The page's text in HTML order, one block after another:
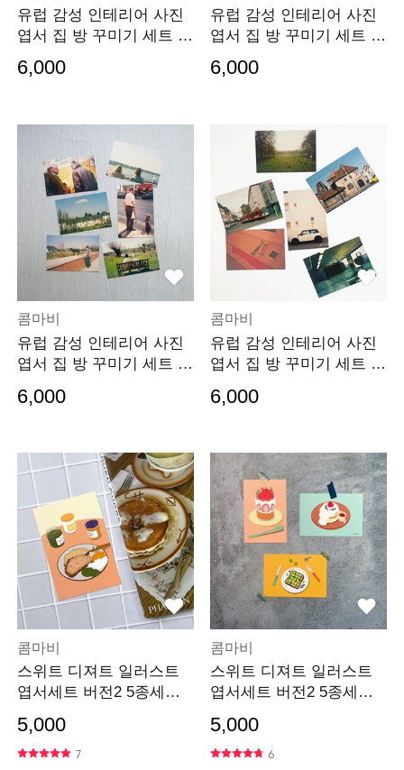
유럽 감성 인테리어 사진
엽서 집 방 꾸미기 세트 0
6,000
유럽 감성 인테리어 사진
엽서 집 방 꾸미기 세트 0
6,000
콤마비
유럽 감성 인테리어 사진
엽서 집 방 꾸미기 세트 0
6,000
콤마비
유럽 감성 인테리어 사진
엽서 집 방 꾸미기 세트 0
6,000
콤마비
스위트 디져트 일러스트
엽서세트 버전2 5종세트 0
5,000
7
콤마비
스위트 디져트 일러스트
엽서세트 버전2 5종세트 0
5,000
6